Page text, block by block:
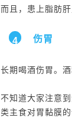
而且，患上脂肪
4 伤胃
长期喝酒伤胃。
不知道大家注意
类主食对胃黏膜